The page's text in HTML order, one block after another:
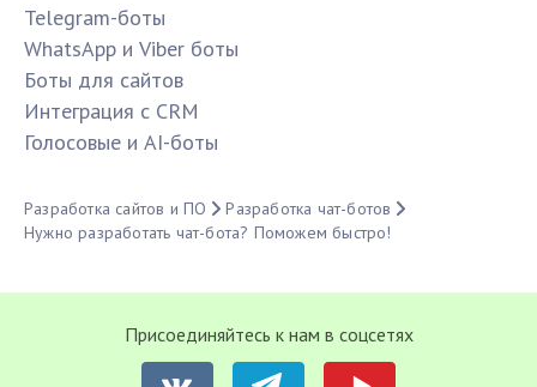
Telegram-боты
WhatsApp и Viber боты
Боты для сайтов
Интеграция с CRM
Голосовые и AI-боты
Разработка сайтов и ПО
Разработка чат-ботов
Нужно разработать чат-бота? Поможем быстро!
Присоединяйтесь к нам в соцсетях